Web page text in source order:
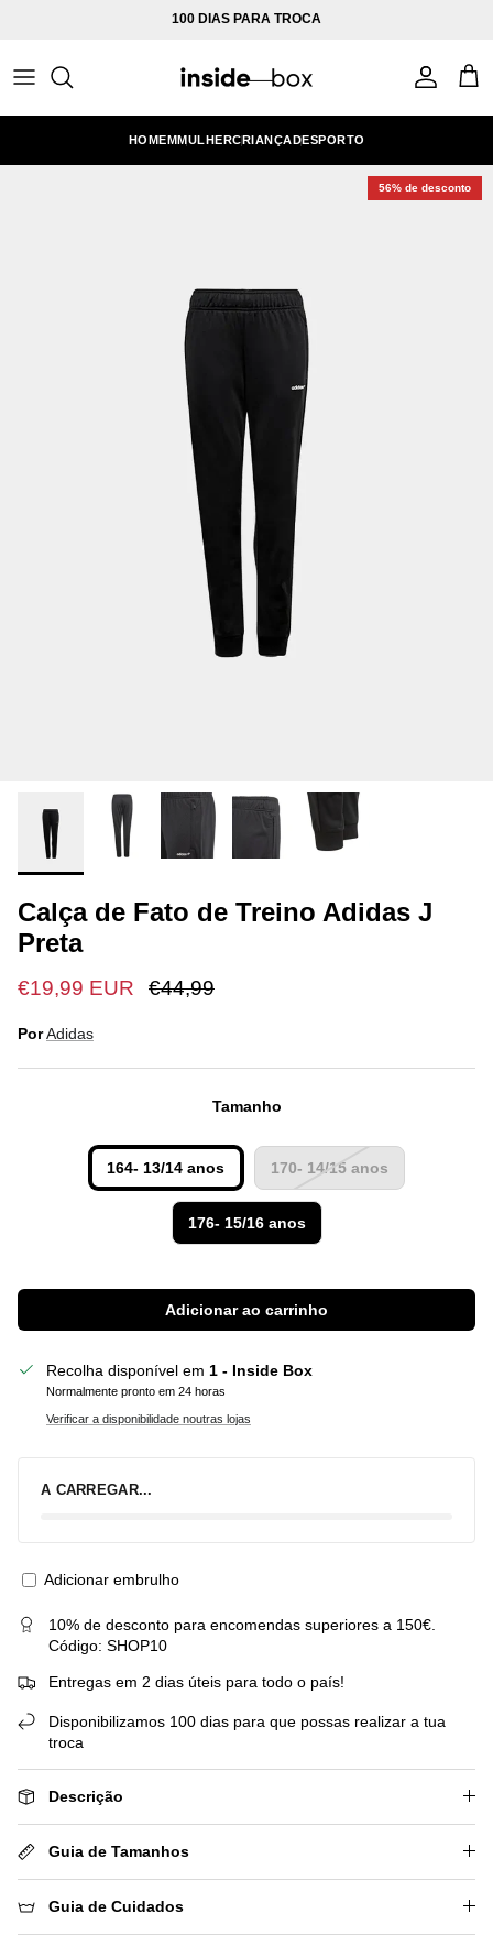
100 DIAS PARA TROCA
Conta
HOMEMMULHERCRIANÇADESPORTO
56% de desconto
Calça de Fato de Treino Adidas J
Preta
€19,99 EUR €44,99
PorAdidas
Tamanho
164- 13/14 anos 170- 14/15 anos
176- 15/16 anos
Adicionar ao carrinho
Recolha disponível em 1 - Inside Box
Normalmente pronto em 24 horas
Verificar a disponibilidade noutras lojas
A CARREGAR...
Adicionar embrulho
10% de desconto para encomendas superiores a 150€.
Código: SHOP10
Entregas em 2 dias úteis para todo o país!
Disponibilizamos 100 dias para que possas realizar a tua
troca
Descrição
Guia de Tamanhos
Guia de Cuidados